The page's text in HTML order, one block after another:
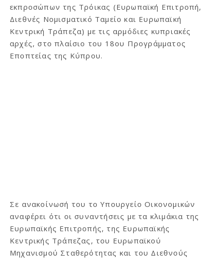
εκπροσώπων της Τρόικας (Ευρωπαϊκή Επιτροπή,
Διεθνές Νομισματικό Ταμείο και Ευρωπαϊκή
Κεντρική Τράπεζα) με τις αρμόδιες κυπριακές
αρχές, στο πλαίσιο του 18ου Προγράμματος
Εποπτείας της Κύπρου.
Σε ανακοίνωσή του το Υπουργείο Οικονομικών
αναφέρει ότι οι συναντήσεις με τα κλιμάκια της
Ευρωπαϊκής Επιτροπής, της Ευρωπαϊκής
Κεντρικής Τράπεζας, του Ευρωπαϊκού
Μηχανισμού Σταθερότητας και του Διεθνούς